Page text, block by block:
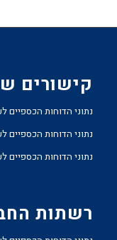
קישורים
נתוני הדוחות הכספיים לעונת
נתוני הדוחות הכספיים
נתוני הדוחות הכספיים לעונת
רשתות